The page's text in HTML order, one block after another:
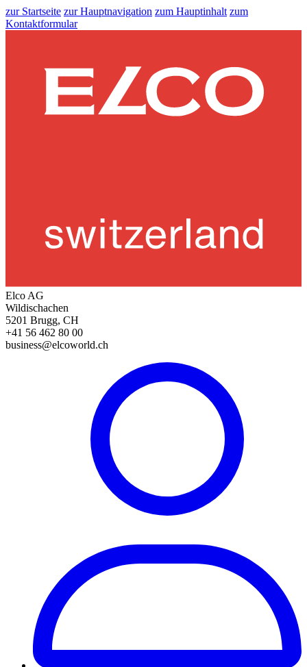
zur Startseite zur Hauptnavigation zum Hauptinhalt zum
Kontaktformular
Elco AG
Wildischachen
5201 Brugg, CH
+41 56 462 80 00
business@elcoworld.ch